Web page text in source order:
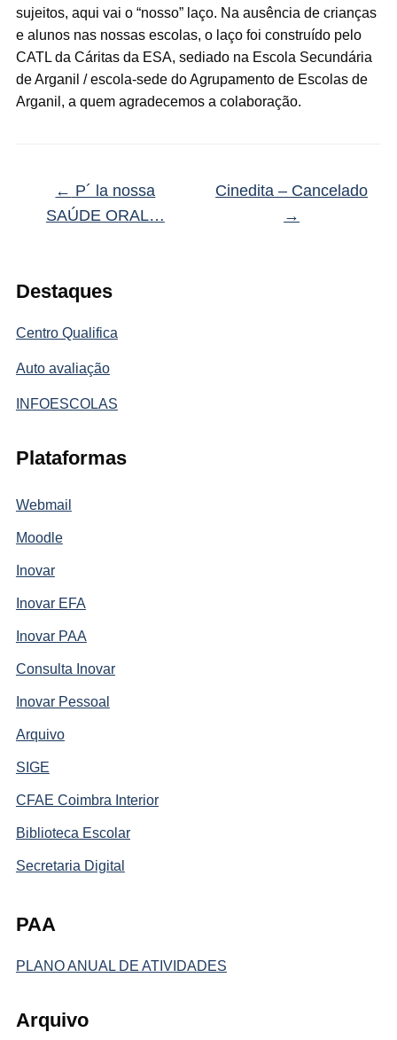
Destaques
Centro Qualifica
Auto avaliação
INFOESCOLAS
Plataformas
Webmail
Moodle
Inovar
Inovar EFA
Inovar PAA
Consulta Inovar
Inovar Pessoal
Arquivo
SIGE
CFAE Coimbra Interior
Biblioteca Escolar
Secretaria Digital
PAA
PLANO ANUAL DE ATIVIDADES
Arquivo
sujeitos, aqui vai o “nosso” laço. Na ausência de crianças
e alunos nas nossas escolas, o laço foi construído pelo
CATL da Cáritas da ESA, sediado na Escola Secundária
de Arganil / escola-sede do Agrupamento de Escolas de
Arganil, a quem agradecemos a colaboração.
← P´ la nossa
SAÚDE ORAL…
Cinedita – Cancelado
→